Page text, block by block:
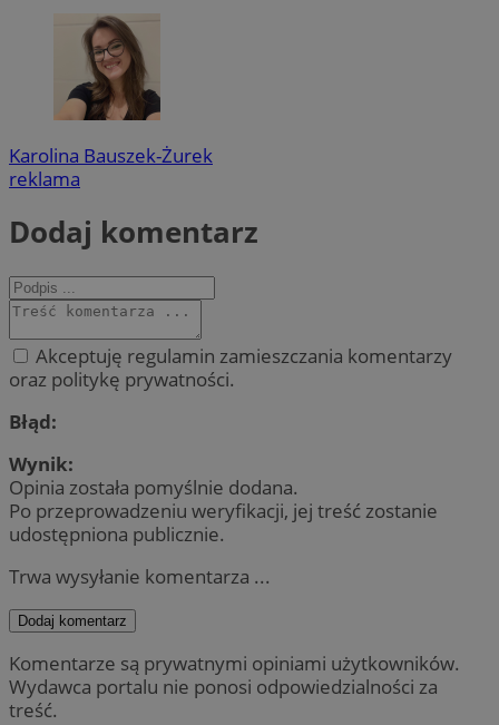
Karolina Bauszek-Żurek
reklama
Dodaj komentarz
Akceptuję regulamin zamieszczania komentarzy
oraz politykę prywatności.
Błąd:
Wynik:
Opinia została pomyślnie dodana.
Po przeprowadzeniu weryfikacji, jej treść zostanie
udostępniona publicznie.
Trwa wysyłanie komentarza ...
Dodaj komentarz
Komentarze są prywatnymi opiniami użytkowników.
Wydawca portalu nie ponosi odpowiedzialności za
treść.